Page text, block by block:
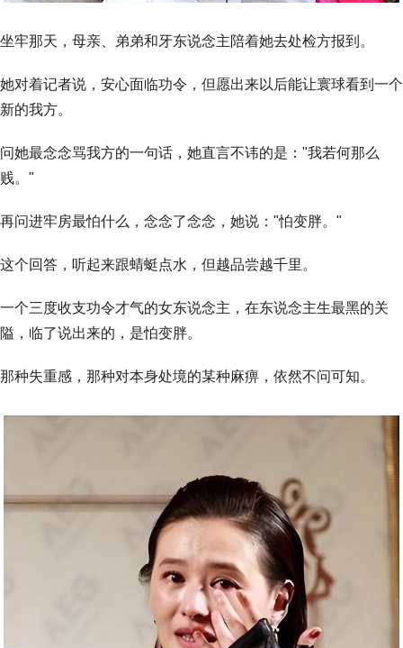
坐牢那天，母亲、弟弟和牙东说念主陪着她去处检方报到。
她对着记者说，安心面临功令，但愿出来以后能让寰球看到一个
新的我方。
问她最念念骂我方的一句话，她直言不讳的是："我若何那么
贱。"
再问进牢房最怕什么，念念了念念，她说："怕变胖。"
这个回答，听起来跟蜻蜓点水，但越品尝越千里。
一个三度收支功令才气的女东说念主，在东说念主生最黑的关
隘，临了说出来的，是怕变胖。
那种失重感，那种对本身处境的某种麻痹，依然不问可知。